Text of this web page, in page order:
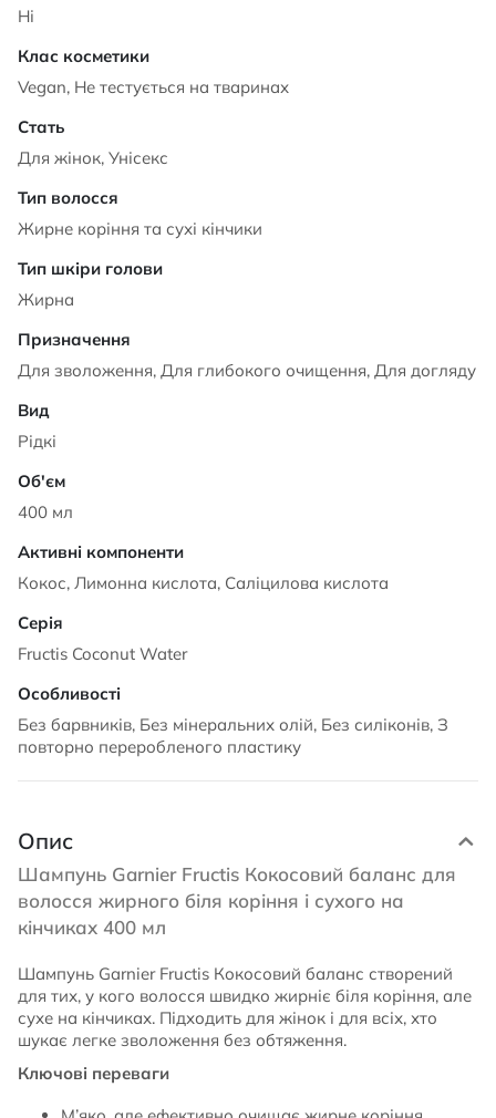
Ні
Vegan, Не тестується на тваринах
Для жінок, Унісекс
Жирне коріння та сухі кінчики
Жирна
Для зволоження, Для глибокого очищення, Для догляду
Рідкі
400 мл
Кокос, Лимонна кислота, Саліцилова кислота
Fructis Coconut Water
Без барвників, Без мінеральних олій, Без силіконів, З
повторно переробленого пластику
Опис
Шампунь Garnier Fructis Кокосовий баланс для
волосся жирного біля коріння і сухого на
кінчиках 400 мл
Шампунь Garnier Fructis Кокосовий баланс створений
для тих, у кого волосся швидко жирніє біля коріння, але
сухе на кінчиках. Підходить для жінок і для всіх, хто
шукає легке зволоження без обтяження.
Ключові переваги